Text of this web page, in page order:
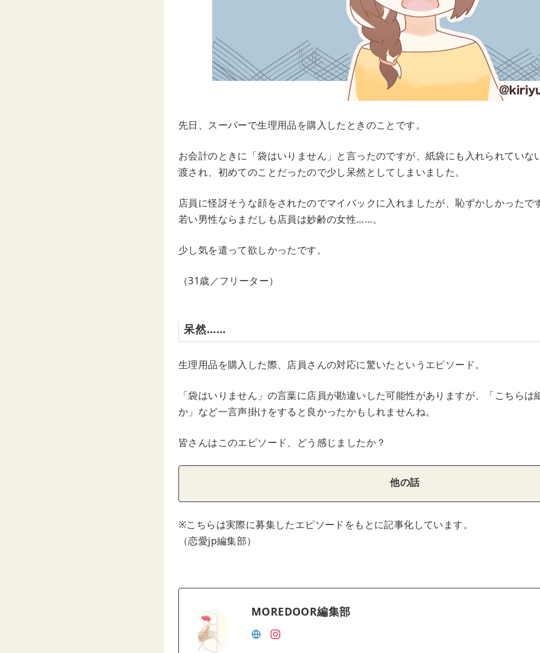
先日、スーパーで生理用品を購入したときのことです。
お会計のときに「袋はいりません」と言ったのですが、紙袋にも入れられていな
渡され、初めてのことだったので少し呆然としてしまいました。
店員に怪訝そうな顔をされたのでマイバックに入れましたが、恥ずかしかったです
若い男性ならまだしも店員は妙齢の女性……。
少し気を遣って欲しかったです。
（31歳／フリーター）
呆然……
生理用品を購入した際、店員さんの対応に驚いたというエピソード。
「袋はいりません」の言葉に店員が勘違いした可能性がありますが、「こちらは
か」など一言声掛けをすると良かったかもしれませんね。
皆さんはこのエピソード、どう感じましたか？
他の話
※こちらは実際に募集したエピソードをもとに記事化しています。
（恋愛jp編集部）
MOREDOOR編集部